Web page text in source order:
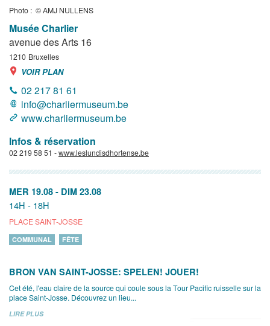
Photo : © AMJ NULLENS
Musée Charlier
avenue des Arts 16
1210 Bruxelles
VOIR PLAN
02 217 81 61
info@charliermuseum.be
www.charliermuseum.be
Infos & réservation
02 219 58 51 -www.leslundisdhortense.be
MER 19.08 - DIM 23.08
14H - 18H
PLACE SAINT-JOSSE
COMMUNAL FÊTE
BRON VAN SAINT-JOSSE: SPELEN! JOUER!
Cet été, l'eau claire de la source qui coule sous la Tour Pacific ruisselle sur la
place Saint-Josse. Découvrez un lieu...
LIRE PLUS